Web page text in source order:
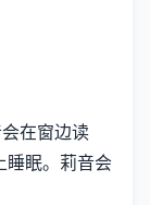
在窗边读
眠。 莉音会